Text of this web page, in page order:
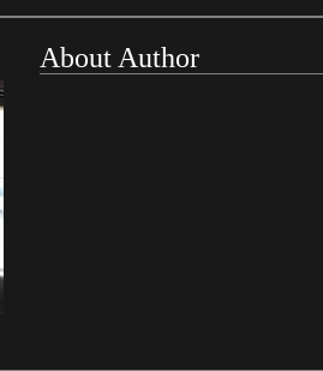
About Author